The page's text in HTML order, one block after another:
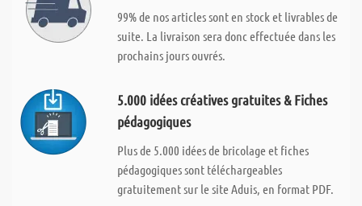
99% de nos articles sont en stock et livrables de
suite. La livraison sera donc effectuée dans les
prochains jours ouvrés.
5.000 idées créatives gratuites & Fiches
pédagogiques
Plus de 5.000 idées de bricolage et fiches
pédagogiques sont téléchargeables
gratuitement sur le site Aduis, en format PDF.